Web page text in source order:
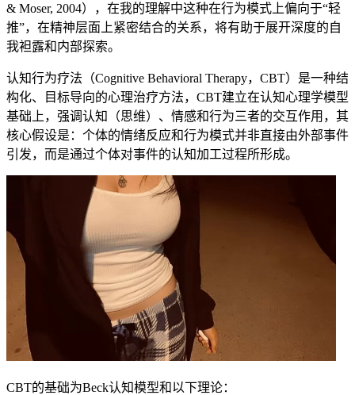
& Moser, 2004），在我的理解中这种在行为模式上偏向于“轻
推”，在精神层面上紧密结合的关系，将有助于展开深度的自
我袒露和内部探索。
认知行为疗法（Cognitive Behavioral Therapy，CBT）是一种结
构化、目标导向的心理治疗方法，CBT建立在认知心理学模型
基础上，强调认知（思维）、情感和行为三者的交互作用，其
核心假设是：个体的情绪反应和行为模式并非直接由外部事件
引发，而是通过个体对事件的认知加工过程所形成。
CBT的基础为Beck认知模型和以下理论：